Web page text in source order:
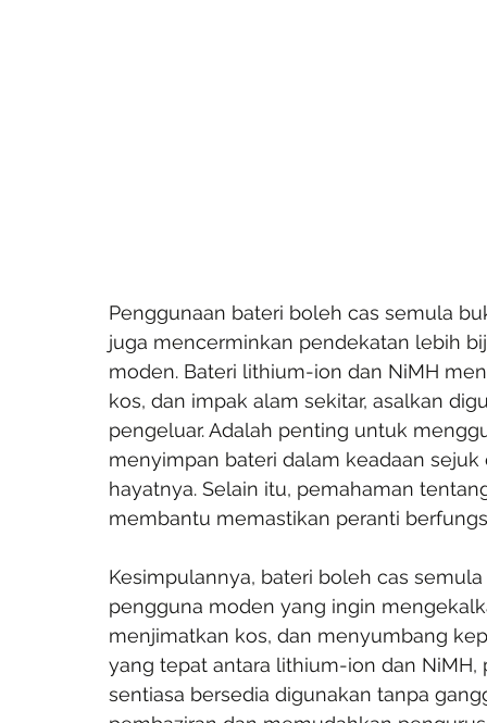
Penggunaan bateri boleh cas semula
juga mencerminkan pendekatan lebih
moden. Bateri lithium-ion dan NiMH
kos, dan impak alam sekitar, asalkan
pengeluar. Adalah penting untuk
menyimpan bateri dalam keadaan
hayatnya. Selain itu, pemahaman
membantu memastikan peranti
Kesimpulannya, bateri boleh cas
pengguna moden yang ingin
menjimatkan kos, dan menyumbang
yang tepat antara lithium-ion dan
sentiasa bersedia digunakan tanpa